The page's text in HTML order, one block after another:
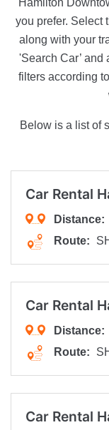
Hamilton
you prefer. Select
along with your
'Search Car’
filters according
Below is a list of
Car Rental
Distance:
Route:
Car Rental
Distance:
Route:
Car Rental